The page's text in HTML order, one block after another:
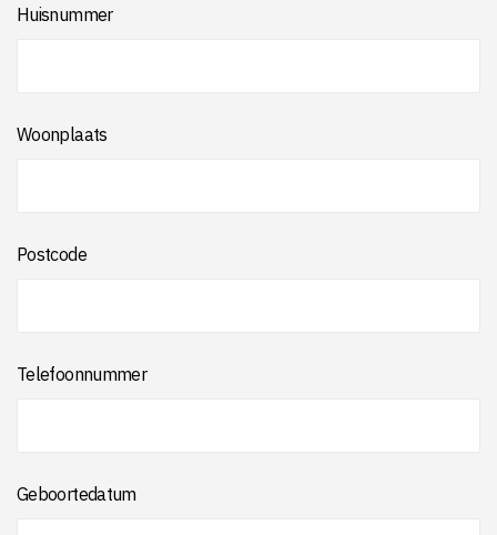
Huisnummer
Woonplaats
Postcode
Telefoonnummer
Geboortedatum